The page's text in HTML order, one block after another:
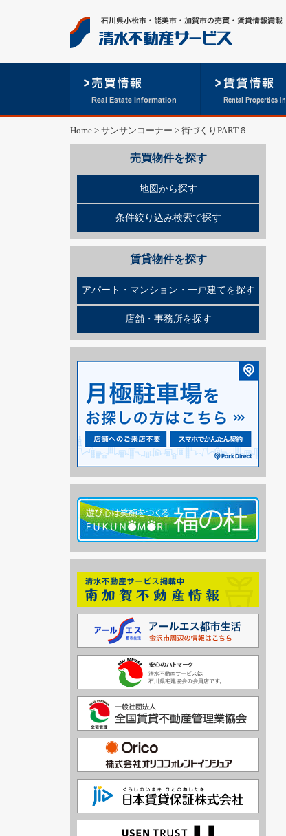
Home > サンサンコーナー > 街づくりPART６
売買物件を探す
地図から探す
条件絞り込み検索で探す
賃貸物件を探す
アパート・マンション・一戸建てを探す
店舗・事務所を探す